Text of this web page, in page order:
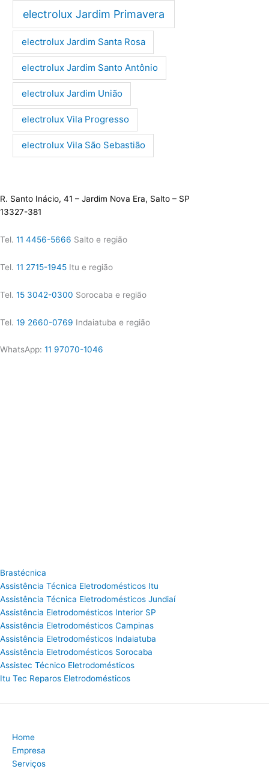
electrolux Jardim Primavera
electrolux Jardim Santa Rosa
electrolux Jardim Santo Antônio
electrolux Jardim União
electrolux Vila Progresso
electrolux Vila São Sebastião
R. Santo Inácio, 41 – Jardim Nova Era, Salto – SP
13327-381
Tel. 11 4456-5666 Salto e região
Tel. 11 2715-1945 Itu e região
Tel. 15 3042-0300 Sorocaba e região
Tel. 19 2660-0769 Indaiatuba e região
WhatsApp: 11 97070-1046
Brastécnica
Assistência Técnica Eletrodomésticos Itu
Assistência Técnica Eletrodomésticos Jundiaí
Assistência Eletrodomésticos Interior SP
Assistência Eletrodomésticos Campinas
Assistência Eletrodomésticos Indaiatuba
Assistência Eletrodomésticos Sorocaba
Assistec Técnico Eletrodomésticos
Itu Tec Reparos Eletrodomésticos
Home
Empresa
Serviços